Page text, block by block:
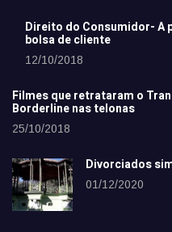
Direito do Consumidor- A
bolsa de cliente
12/10/2018
Filmes que retrataram o
Borderline nas telonas
25/10/2018
Divorciados
01/12/2020